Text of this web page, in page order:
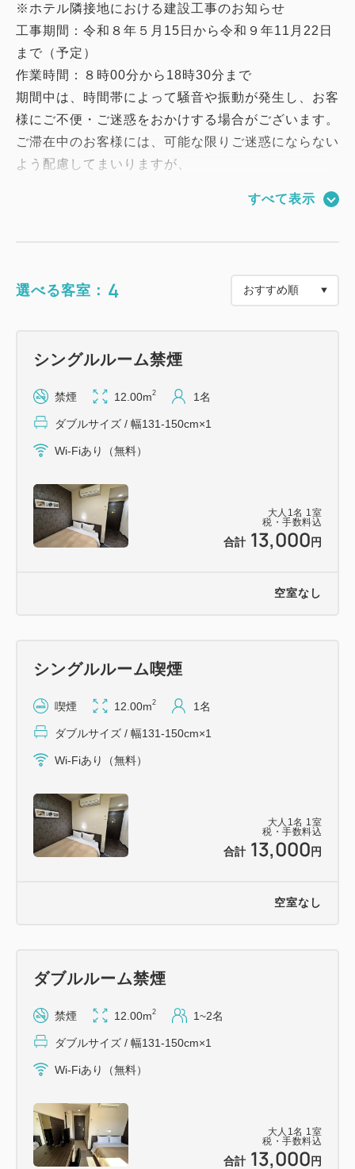
※ホテル隣接地における建設工事のお知らせ
工事期間：令和８年５月15日から令和９年11月22日
まで（予定）
作業時間：８時00分から18時30分まで
期間中は、時間帯によって騒音や振動が発生し、お客
様にご不便・ご迷惑をおかけする場合がございます。
ご滞在中のお客様には、可能な限りご迷惑にならない
よう配慮してまいりますが、
通常ポイント10％付与のところ、こちらのプランに
限り20％（通常の２倍）付与いたします。
２４時より自動ドアは施錠されますのでインター
ホンをご利用下さい
◆チェックアウト １０時まで
延長ご希望の場合はフロントへお申出下さい(１
時間1,000円)
■プラン内容
お部屋代のみの素泊りプランです
・全室広々ベッド幅150㎝で快適安眠
●連泊時の客室清掃について
当ホテルでは、ご連泊時のお部屋の清掃を ３泊毎
清掃日以外の日には、ドア前にタオル類をご用意し
お部屋には入室いたしません
外へお出しください
●入口の自動ドアは２４時で施錠されます。客室カー
【駐車場のご案内】
駐車場をご案内いたします
料金については、すべてお客様ご負担となりますの
※提携駐車場 ＡＰパーク小倉駅前
住所：北九州市小倉北区船頭町2-137-1
すべて表示
選べる客室： 4
大人 1 名 1 室
税・手数料込
合計 13,000 円
シングルルーム禁煙
禁煙 12.00m2 1名
ダブルサイズ / 幅131-150cm×1
Wi-Fiあり（無料）
空室なし
大人 1 名 1 室
税・手数料込
合計 13,000 円
シングルルーム喫煙
喫煙 12.00m2 1名
ダブルサイズ / 幅131-150cm×1
Wi-Fiあり（無料）
空室なし
大人 1 名 1 室
税・手数料込
合計 13,000 円
ダブルルーム禁煙
禁煙 12.00m2 1~2名
ダブルサイズ / 幅131-150cm×1
Wi-Fiあり（無料）